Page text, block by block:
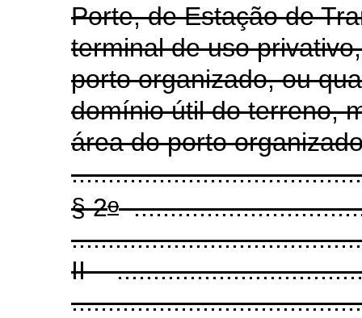
Porte, de Estação de
terminal de uso
porto organizado, ou
domínio útil do terreno,
área do porto
§ 2o
II -